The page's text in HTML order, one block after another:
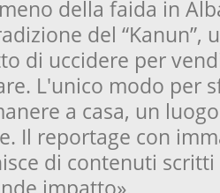
della faida in
del “Kanun”,
di uccidere per
L'unico modo per
a casa, un
Il reportage con
di contenuti